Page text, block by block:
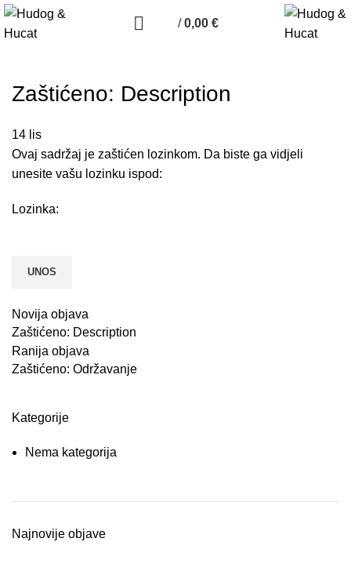
/ 0,00 €
Zaštićeno: Description
14 lis
Ovaj sadržaj je zaštićen lozinkom. Da biste ga vidjeli
unesite vašu lozinku ispod:
Lozinka:
Novija objava
Zaštićeno: Description
Ranija objava
Zaštićeno: Održavanje
Kategorije
Nema kategorija
Najnovije objave